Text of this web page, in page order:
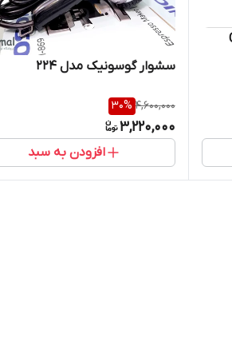
سشوار گوسونیک مدل 224
4,600,000
30%
3,220,000
افزودن به سبد